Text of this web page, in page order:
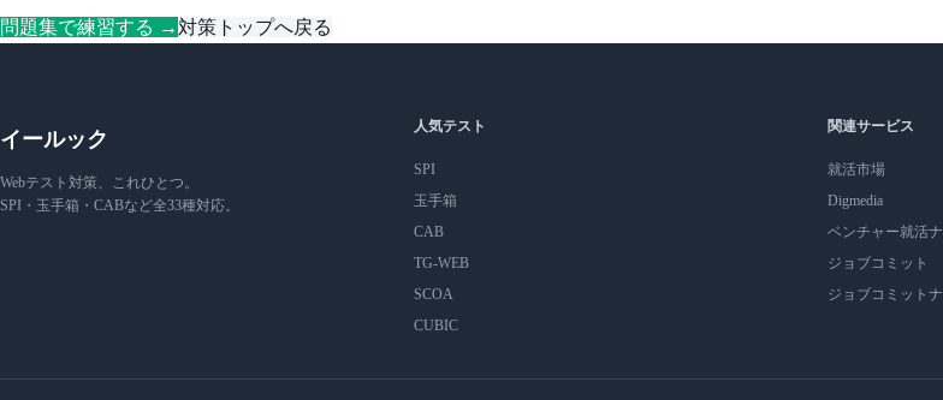
問題集で練習する → 対策トップへ戻る
イールック
Webテスト対策、これひとつ。
SPI・玉手箱・CABなど全33種対応。
人気テスト
SPI
玉手箱
CAB
TG-WEB
SCOA
CUBIC
関連サービス
就活市場
Digmedia
ベンチャー就活
ジョブコミット
ジョブコミット